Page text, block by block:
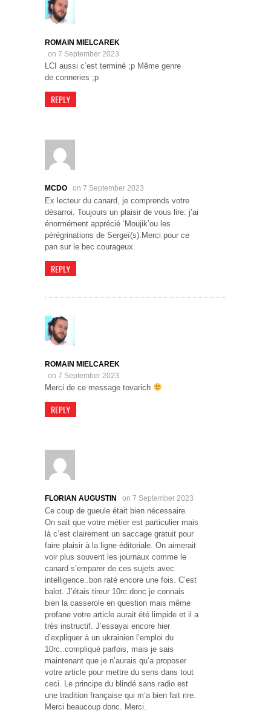
ROMAIN MIELCAREK
on 7 September 2023
LCI aussi c’est terminé ;p Même genre
de conneries ;p
REPLY
MCDO on 7 September 2023
Ex lecteur du canard, je comprends votre
désarroi. Toujours un plaisir de vous lire: j’ai
énormément apprécié ‘Moujik’ou les
pérégrinations de Sergeï(s).Merci pour ce
pan sur le bec courageux.
REPLY
ROMAIN MIELCAREK
on 7 September 2023
Merci de ce message tovarich
REPLY
FLORIAN AUGUSTIN on 7 September 2023
Ce coup de gueule était bien nécessaire.
On sait que votre métier est particulier mais
là c’est clairement un saccage gratuit pour
faire plaisir à la ligne éditoriale. On aimerait
voir plus souvent les journaux comme le
canard s’emparer de ces sujets avec
intelligence..bon raté encore une fois. C’est
balot. J’étais tireur 10rc donc je connais
bien la casserole en question mais même
profane votre article aurait été limpide et il a
très instructif. J’essayai encore hier
d’expliquer à un ukrainien l’emploi du
10rc..compliqué parfois, mais je sais
maintenant que je n’aurais qu’a proposer
votre article pour mettre du sens dans tout
ceci. Le principe du blindé sans radio est
une tradition française qui m’a bien fait rire.
Merci beaucoup donc. Merci.